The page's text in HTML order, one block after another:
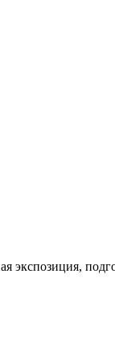
экспозиция,